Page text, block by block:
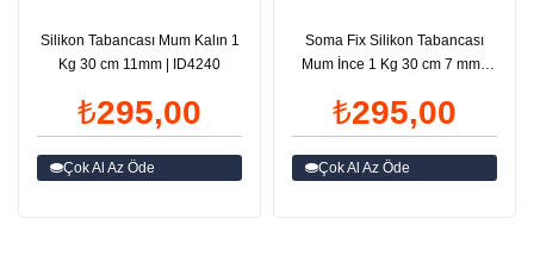
Silikon Tabancası Mum Kalın 1
Kg 30 cm 11mm | ID4240
₺295,00
Çok Al Az Öde
Soma Fix Silikon Tabancası
Mum İnce 1 Kg 30 cm 7 mm |
₺295,00
Çok Al Az Öde